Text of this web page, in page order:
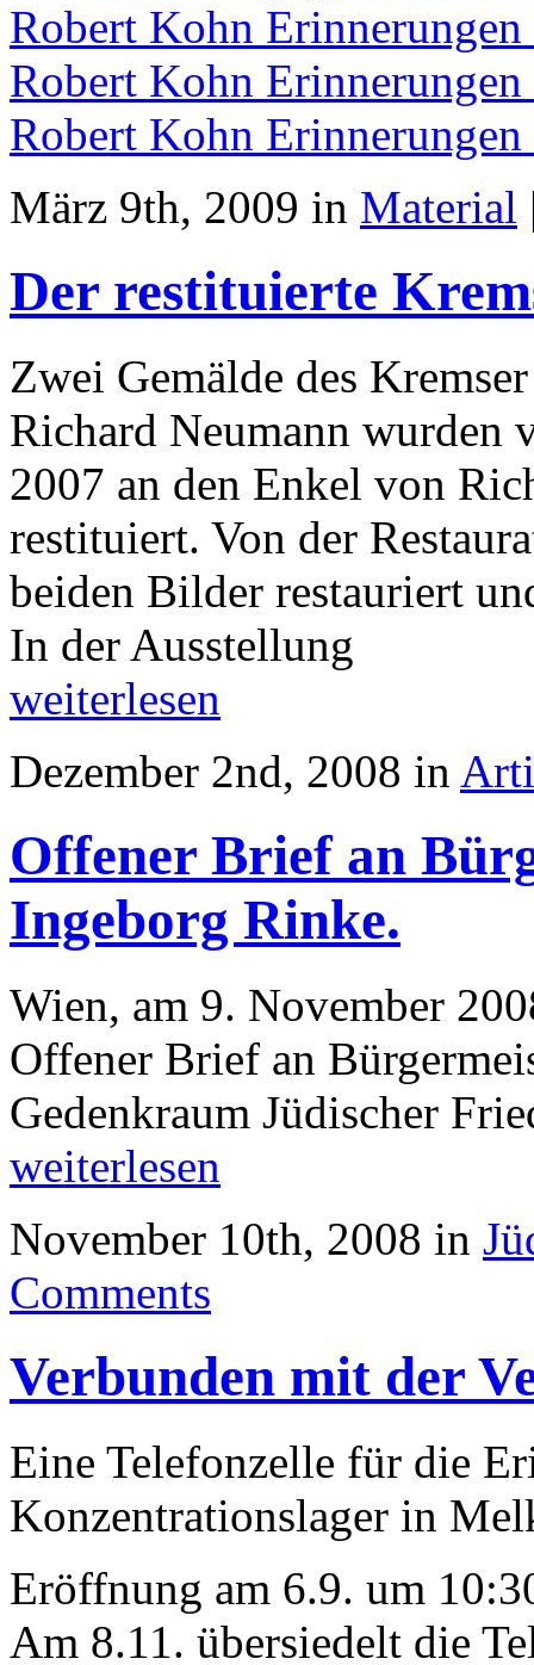
Robert Kohn Erinnerungen
Robert Kohn Erinnerungen
Robert Kohn Erinnerungen
März 9th, 2009 in Material
Der restituierte
Zwei Gemälde des
Richard Neumann wurden
2007 an den Enkel von
restituiert. Von der
beiden Bilder restauriert
In der Ausstellung
weiterlesen
Dezember 2nd, 2008 in
Offener Brief an
Ingeborg Rinke.
Wien, am 9. November
Offener Brief an
Gedenkraum Jüdischer
weiterlesen
November 10th, 2008 in
Comments
Verbunden mit der
Eine Telefonzelle für die
Konzentrationslager in
Eröffnung am 6.9. um
Am 8.11. übersiedelt die